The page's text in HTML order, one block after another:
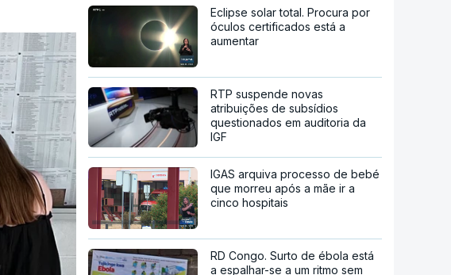
Eclipse solar total. Procura por
óculos certificados está a
aumentar
RTP suspende novas
atribuições de subsídios
questionados em auditoria da
IGF
IGAS arquiva processo de bebé
que morreu após a mãe ir a
cinco hospitais
RD Congo. Surto de ébola está
a espalhar-se a um ritmo sem